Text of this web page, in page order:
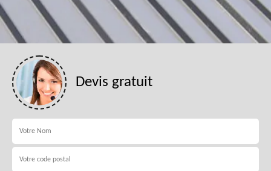
Devis gratuit